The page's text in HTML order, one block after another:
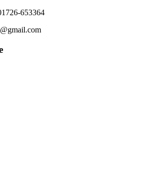
653364